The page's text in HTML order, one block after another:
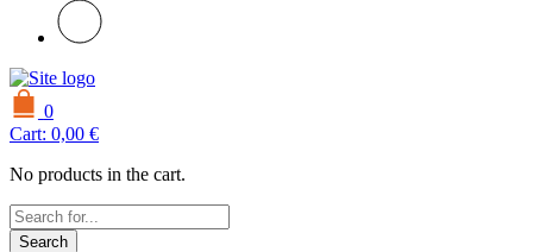
0
Cart: 0,00 €
No products in the cart.
Search